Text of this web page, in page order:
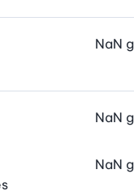
NaN g
NaN g
NaN g